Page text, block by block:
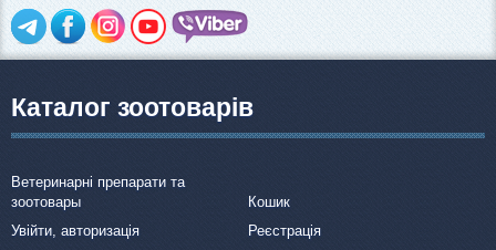
Каталог зоотоварів
Ветеринарні препарати та
зоотовары
Кошик
Увійти, авторизація
Реєстрація